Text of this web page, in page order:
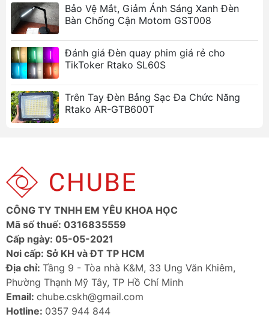
Bảo Vệ Mắt, Giảm Ánh Sáng Xanh Đèn
Bàn Chống Cận Motom GST008
Đánh giá Đèn quay phim giá rẻ cho
TikToker Rtako SL60S
Trên Tay Đèn Bảng Sạc Đa Chức Năng
Rtako AR-GTB600T
CÔNG TY TNHH EM YÊU KHOA HỌC
Mã số thuế: 0316835559
Cấp ngày: 05-05-2021
Nơi cấp: Sở KH và ĐT TP HCM
Địa chỉ: Tầng 9 - Tòa nhà K&M, 33 Ung Văn Khiêm,
Phường Thạnh Mỹ Tây, TP Hồ Chí Minh
Email: chube.cskh@gmail.com
Hotline: 0357 944 844